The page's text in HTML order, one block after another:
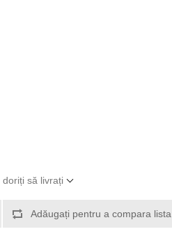
să livrați
Adăugați pentru a compara lista